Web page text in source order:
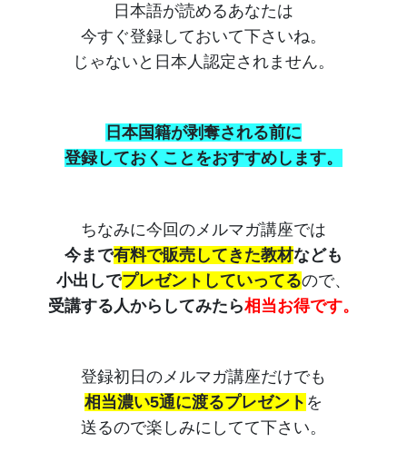
日本語が読めるあなたは
今すぐ登録しておいて下さいね。
じゃないと日本人認定されません。
日本国籍が剥奪される前に
登録しておくことをおすすめします。
ちなみに今回のメルマガ講座では
今まで有料で販売してきた教材なども
小出しでプレゼントしていってるので、
受講する人からしてみたら相当お得です。
登録初日のメルマガ講座だけでも
相当濃い5通に渡るプレゼント を
送るので楽しみにしてて下さい。